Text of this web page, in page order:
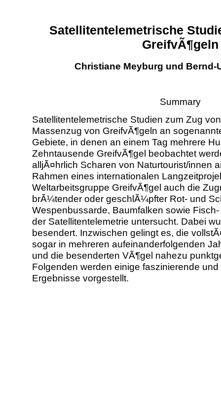
Satellitentelemetrische
GreifvÃ¶geln
Christiane Meyburg und Bernd-
Summary
Satellitentelemetrische Studien zum Zug
Massenzug von GreifvÃ¶geln an
Gebiete, in denen an einem Tag mehrere
Zehntausende GreifvÃ¶gel beobachtet
alljÃ¤hrlich Scharen von Naturtourist/innen
Rahmen eines internationalen
Weltarbeitsgruppe GreifvÃ¶gel auch die
brÃ¼tender oder geschlÃ¼pfter Rot- und
Wespenbussarde, Baumfalken sowie
der Satellitentelemetrie untersucht. Dabei
besendert. Inzwischen gelingt es, die
sogar in mehreren aufeinanderfolgenden
und die besenderten VÃ¶gel nahezu
Folgenden werden einige faszinierende
Ergebnisse vorgestellt.